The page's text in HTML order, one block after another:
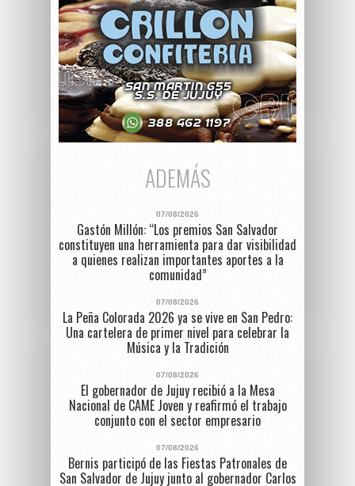
ADEMÁS
07/08/2026
Gastón Millón: “Los premios San Salvador
constituyen una herramienta para dar visibilidad
a quienes realizan importantes aportes a la
comunidad”
07/08/2026
La Peña Colorada 2026 ya se vive en San Pedro:
Una cartelera de primer nivel para celebrar la
Música y la Tradición
07/08/2026
El gobernador de Jujuy recibió a la Mesa
Nacional de CAME Joven y reafirmó el trabajo
conjunto con el sector empresario
07/08/2026
Bernis participó de las Fiestas Patronales de
San Salvador de Jujuy junto al gobernador Carlos